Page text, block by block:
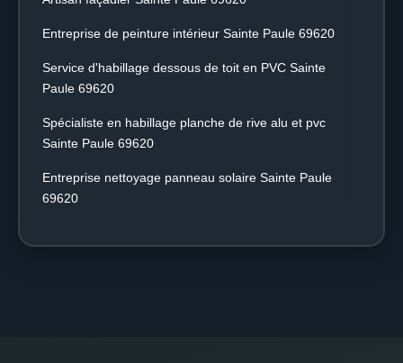
Entreprise de peinture intérieur Sainte Paule 69620
Service d'habillage dessous de toit en PVC Sainte
Paule 69620
Spécialiste en habillage planche de rive alu et pvc
Sainte Paule 69620
Entreprise nettoyage panneau solaire Sainte Paule
69620